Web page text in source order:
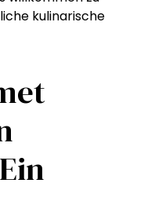
kulinarische